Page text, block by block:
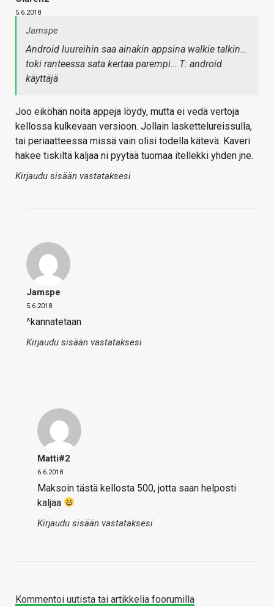
5.6.2018
Jamspe
Android luureihin saa ainakin appsina walkie talkin…
toki ranteessa sata kertaa parempi… T: android
käyttäjä
Joo eiköhän noita appeja löydy, mutta ei vedä vertoja
kellossa kulkevaan versioon. Jollain laskettelureissulla,
tai periaatteessa missä vain olisi todella kätevä. Kaveri
hakee tiskiltä kaljaa ni pyytää tuomaa itellekki yhden jne.
Kirjaudu sisään vastataksesi
Jamspe
5.6.2018
^kannatetaan
Kirjaudu sisään vastataksesi
Matti#2
6.6.2018
Maksoin tästä kellosta 500, jotta saan helposti
kaljaa
Kirjaudu sisään vastataksesi
Kommentoi uutista tai artikkelia foorumilla